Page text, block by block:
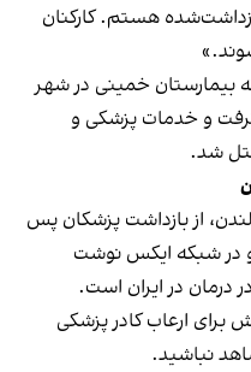
هستم. کارکنان
بیمارستان خمینی در شهر
گرفت و خدمات پزشکی و
شد.
از بازداشت پزشکان پس
در شبکه ایکس نوشت
درمان در ایران است.
برای ارعاب کادر پزشکی
نباشید.